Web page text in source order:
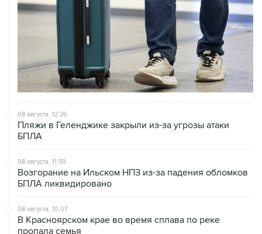
08 августа, 12:26
Пляжи в Геленджике закрыли из-за угрозы атаки
БПЛА
08 августа, 11:59
Возгорание на Ильском НПЗ из-за падения обломков
БПЛА ликвидировано
08 августа, 10:07
В Красноярском крае во время сплава по реке
пропала семья